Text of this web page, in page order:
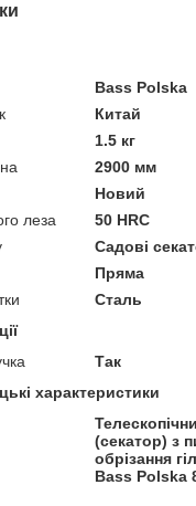
Bass Polska
Китай
1.5 кг
2900 мм
Новий
леза
50 HRC
Садові
Пряма
Сталь
Так
характеристики
(секатор) з
обрізання
Bass Polska